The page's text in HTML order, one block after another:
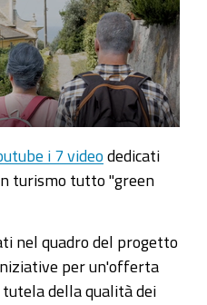
i 7 video dedicati
turismo tutto "green
nel quadro del progetto
iniziative per un'offerta
della qualità dei